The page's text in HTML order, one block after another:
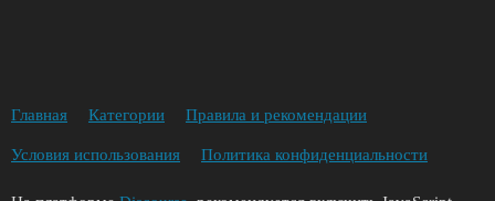
Главная Категории Правила и рекомендации
Условия использования Политика конфиденциальности